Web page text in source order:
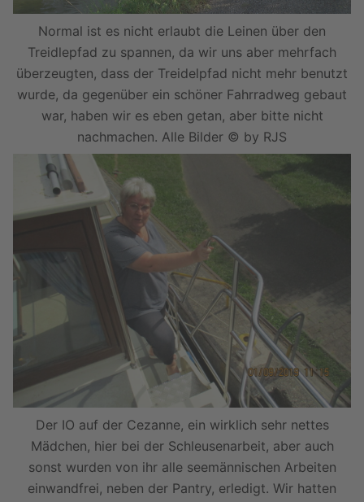
Normal ist es nicht erlaubt die Leinen über den
Treidlepfad zu spannen, da wir uns aber mehrfach
überzeugten, dass der Treidelpfad nicht mehr benutzt
wurde, da gegenüber ein schöner Fahrradweg gebaut
war, haben wir es eben getan, aber bitte nicht
nachmachen. Alle Bilder © by RJS
Der IO auf der Cezanne, ein wirklich sehr nettes
Mädchen, hier bei der Schleusenarbeit, aber auch
sonst wurden von ihr alle seemännischen Arbeiten
einwandfrei, neben der Pantry, erledigt. Wir hatten